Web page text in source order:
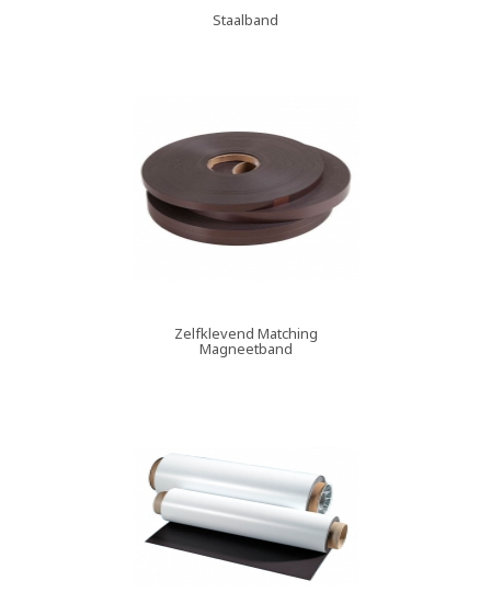
Staalband
Zelfklevend Matching
Magneetband